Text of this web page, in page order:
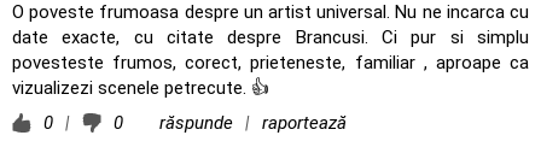
O poveste frumoasa despre un artist universal. Nu ne incarca cu
date exacte, cu citate despre Brancusi. Ci pur si simplu
povesteste frumos, corect, prieteneste, familiar , aproape ca
vizualizezi scenele petrecute. 👍
0 | 0 răspunde | raportează